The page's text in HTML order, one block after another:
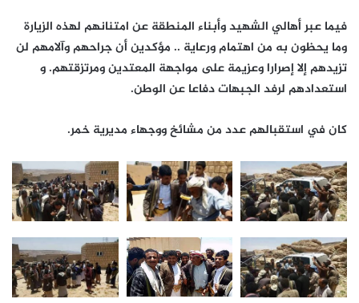
فيما عبر أهالي الشهيد وأبناء المنطقة عن امتنانهم لهذه الزيارة
وما يحظون به من اهتمام ورعاية .. مؤكدين أن جراحهم وآلامهم لن
تزيدهم إلا إصرارا وعزيمة على مواجهة المعتدين ومرتزقتهم. و
استعدادهم لرفد الجبهات دفاعا عن الوطن.
كان في استقبالهم عدد من مشائخ ووجهاء مديرية خمر.